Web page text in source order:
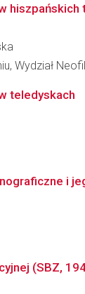
Wydział
teledyskach
i
(SBZ,